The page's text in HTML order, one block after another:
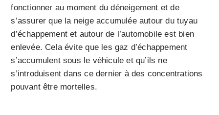
fonctionner au moment du déneigement et de
s’assurer que la neige accumulée autour du tuyau
d’échappement et autour de l’automobile est bien
enlevée. Cela évite que les gaz d’échappement
s’accumulent sous le véhicule et qu’ils ne
s’introduisent dans ce dernier à des concentrations
pouvant être mortelles.